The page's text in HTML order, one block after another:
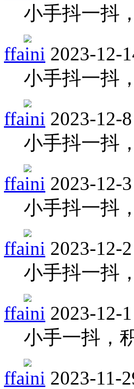
小手抖一抖
ffaini 2023-12-
小手抖一抖
ffaini 2023-12-
小手抖一抖
ffaini 2023-12-
小手抖一抖
ffaini 2023-12-
小手抖一抖
ffaini 2023-12-
小手一抖，
ffaini 2023-11-